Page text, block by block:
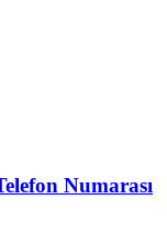
Numarası